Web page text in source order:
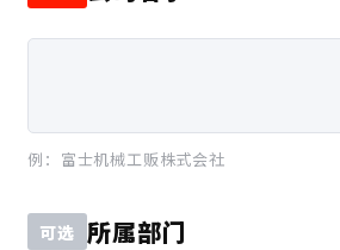
例：富士机械工贩株式会社
可选 所属部门